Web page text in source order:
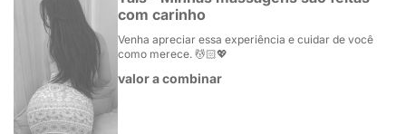
com carinho
Venha apreciar essa experiência e cuidar de você
como merece. 💆🏻💖
valor a combinar